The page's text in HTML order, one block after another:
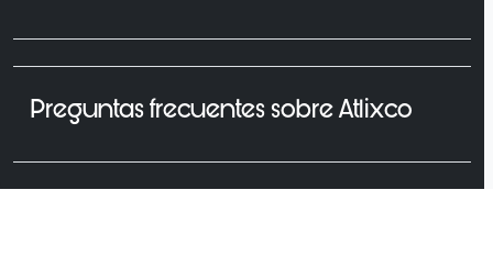
Preguntas frecuentes sobre Atlixco